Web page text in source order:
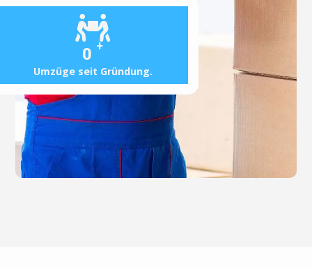
0 +
Umzüge seit Gründung.